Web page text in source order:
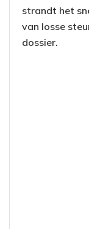
strandt het
van losse
dossier.